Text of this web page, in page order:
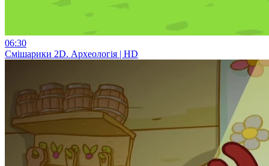
06:30
Смiшарики 2D. Археологія | HD